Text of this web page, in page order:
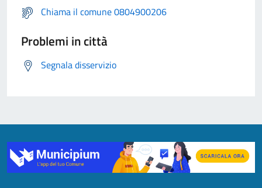
Chiama il comune 0804900206
Problemi in città
Segnala disservizio